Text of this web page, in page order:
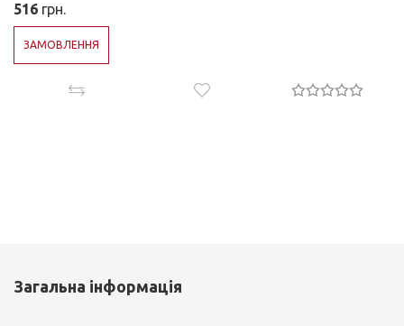
516 грн.
ЗАМОВЛЕННЯ
Загальна інформація